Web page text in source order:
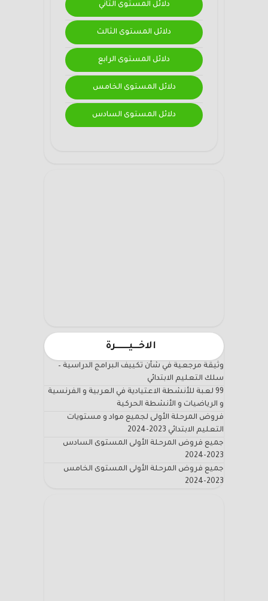
دلائل المستوى الثاني
دلائل المستوى الثالث
دلائل المستوى الرابع
دلائل المستوى الخامس
دلائل المستوى السادس
الاخـــيـــــــرة
وثيقة مرجعية في شأن تكييف البرامج الدراسية –
سلك التعليم الابتدائي
99 لعبة للأنشطة الاعتيادية في العربية و الفرنسية
و الرياضيات و الأنشطة الحركية
فروض المرحلة الأولى لجميع مواد و مستويات
التعليم الابتدائي 2023-2024
جميع فروض المرحلة الأولى المستوى السادس
2023-2024
جميع فروض المرحلة الأولى المستوى الخامس
2023-2024